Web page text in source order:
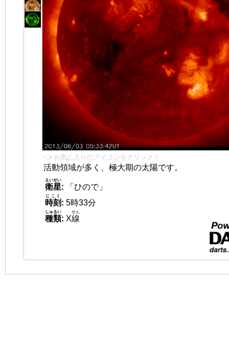
👈 お気に入りのアイコンをクリック！
活動領域が多く、極大期の太陽です。
衛星
えいせい
:
「ひので」
時刻
じこく
: 5時33分
種類
しゅるい
: X線
せん